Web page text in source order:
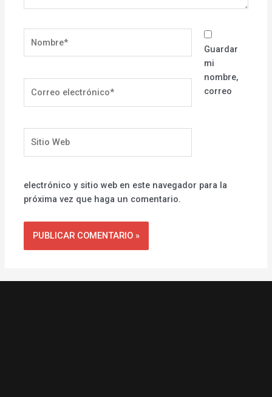
electrónico*
Web
Guardar
mi
nombre,
correo
electrónico y sitio web en este navegador para la
próxima vez que haga un comentario.